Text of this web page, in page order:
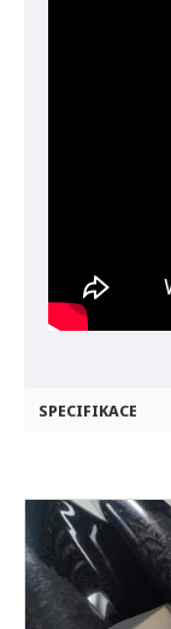
SPECIFIKACE